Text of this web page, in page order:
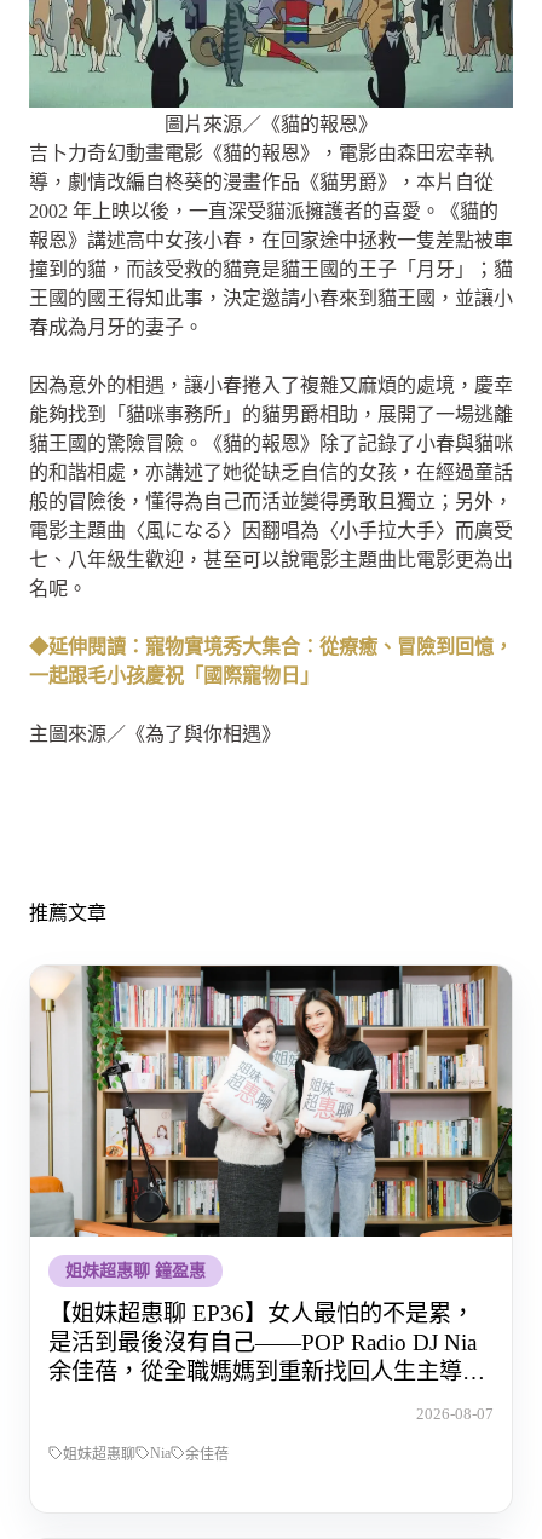
圖片來源／《貓的報恩》
吉卜力奇幻動畫電影《貓的報恩》，電影由森田宏幸執
導，劇情改編自柊葵的漫畫作品《貓男爵》，本片自從
2002 年上映以後，一直深受貓派擁護者的喜愛。《貓的
報恩》講述高中女孩小春，在回家途中拯救一隻差點被車
撞到的貓，而該受救的貓竟是貓王國的王子「月牙」；貓
王國的國王得知此事，決定邀請小春來到貓王國，並讓小
春成為月牙的妻子。
因為意外的相遇，讓小春捲入了複雜又麻煩的處境，慶幸
能夠找到「貓咪事務所」的貓男爵相助，展開了一場逃離
貓王國的驚險冒險。《貓的報恩》除了記錄了小春與貓咪
的和諧相處，亦講述了她從缺乏自信的女孩，在經過童話
般的冒險後，懂得為自己而活並變得勇敢且獨立；另外，
電影主題曲〈風になる〉因翻唱為〈小手拉大手〉而廣受
七、八年級生歡迎，甚至可以說電影主題曲比電影更為出
名呢。
◆延伸閱讀：寵物實境秀大集合：從療癒、冒險到回憶，
一起跟毛小孩慶祝「國際寵物日」
主圖來源／《為了與你相遇》
推薦文章
姐妹超惠聊 鐘盈惠
【姐妹超惠聊 EP36】女人最怕的不是累，
是活到最後沒有自己——POP Radio DJ Nia
余佳蓓，從全職媽媽到重新找回人生主導權
2026-08-07
姐妹超惠聊 Nia 余佳蓓